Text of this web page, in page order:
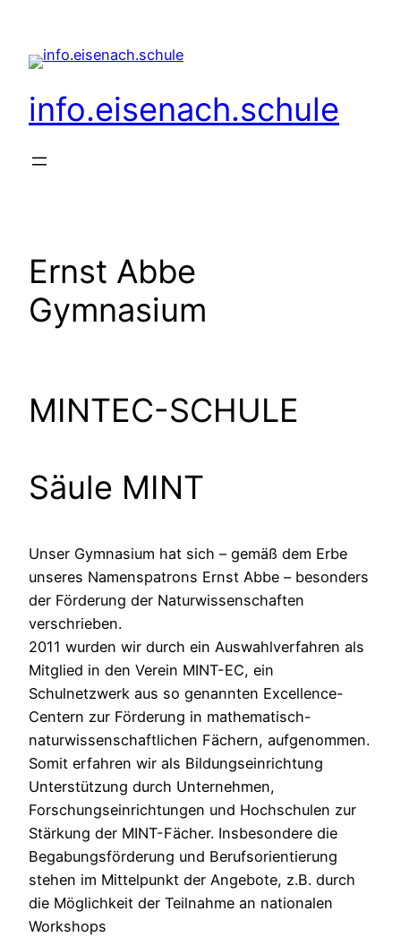
springen
info.eisenach.schule
Ernst Abbe
Gymnasium
MINTEC-SCHULE
Säule MINT
Unser Gymnasium hat sich – gemäß dem Erbe
unseres Namenspatrons Ernst Abbe – besonders
der Förderung der Naturwissenschaften
verschrieben.
2011 wurden wir durch ein Auswahlverfahren als
Mitglied in den Verein MINT-EC, ein
Schulnetzwerk aus so genannten Excellence-
Centern zur Förderung in mathematisch-
naturwissenschaftlichen Fächern, aufgenommen.
Somit erfahren wir als Bildungseinrichtung
Unterstützung durch Unternehmen,
Forschungseinrichtungen und Hochschulen zur
Stärkung der MINT-Fächer. Insbesondere die
Begabungsförderung und Berufsorientierung
stehen im Mittelpunkt der Angebote, z.B. durch
die Möglichkeit der Teilnahme an nationalen
Workshops